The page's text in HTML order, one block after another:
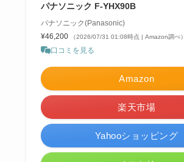
パナソニック F-YHX90B
パナソニック(Panasonic)
¥46,200
（2026/07/31 01:08時点 | Amazon調べ）
口コミを見る
Amazon
楽天市場
Yahooショッピング